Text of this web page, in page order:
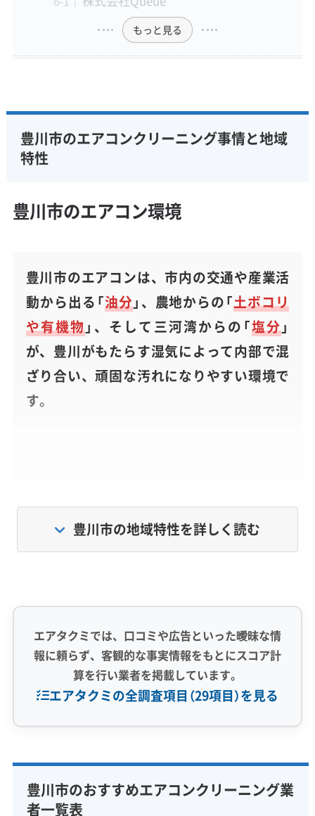
もっと見る
豊川市のエアコンクリーニング事情と地域
特性
豊川市のエアコン環境
豊川市のエアコンは、市内の交通や産業活
動から出る「油分」、農地からの「土ボコリ
や有機物」、そして三河湾からの「塩分」
が、豊川がもたらす湿気によって内部で混
ざり合い、頑固な汚れになりやすい環境で
す。
要です。まず、市内を流れる一級河川・豊川の
影響で、年間を通して湿度が高め。このジメジ
さらに、穂ノ原・白鳥といった工業エリアや交
通量の多い道路から舞う油分を含んだホコリ、
広大な畑からの土ボコリ、そして三河湾からの
潮風に含まれる塩分。これら複数の原因が重な
るのが豊川市の特徴です。
ではない、落としにくい汚れがエアコン内部に
豊川市の地域特性を詳しく読む
エアタクミでは、口コミや広告といった曖昧な情
報に頼らず、客観的な事実情報をもとにスコア計
算を行い業者を掲載しています。
エアタクミの全調査項目（29項目）を見る
完全分解洗浄 部分クリーニング
実績10年以上
資格保有スタッフ
豊川市のおすすめエアコンクリーニング業
者一覧表